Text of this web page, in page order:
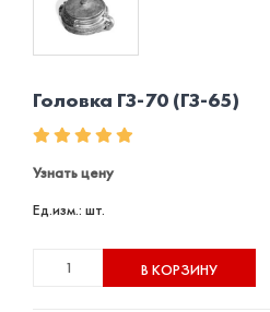
Головка ГЗ-70 (ГЗ-65)
Узнать цену
Ед.изм.: шт.
В КОРЗИНУ